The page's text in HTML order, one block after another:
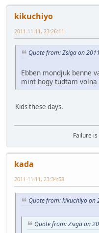
kikuchiyo
2011-11-11, 23:26:11
Quote from: Zsiga on
Ebben mondjuk benne
mint hogy tudtam volna
Kids these days.
Failure
kada
2011-11-11, 23:34:58
Quote from: kikuchiyo on
Quote from: Zsiga on